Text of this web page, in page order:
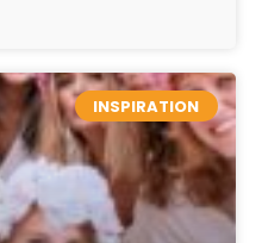
INSPIRATION